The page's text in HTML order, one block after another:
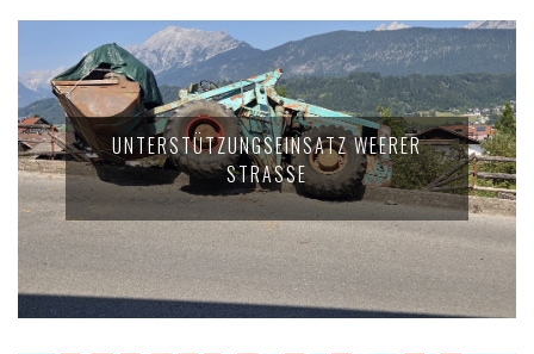
UNTERSTÜTZUNGSEINSATZ WEERER
STRASSE